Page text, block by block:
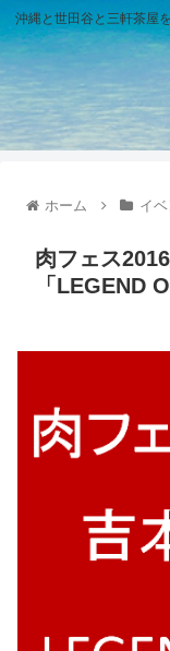
沖縄と世田谷と三軒茶屋
ホーム イ
肉フェス
「LEGEND